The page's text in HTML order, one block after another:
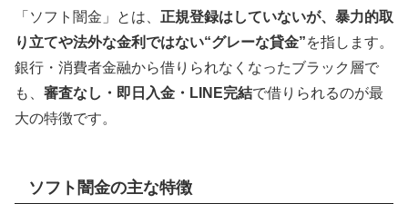
「ソフト闇金」とは、 正規登録はしていないが、暴力的取
り立てや法外な金利ではない“グレーな貸金”を指します。
銀行・消費者金融から借りられなくなったブラック層で
も、 審査なし・即日入金・LINE完結で借りられるのが最
大の特徴です。
ソフト闇金の主な特徴